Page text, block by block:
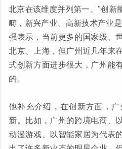
北京在该维度并列第一。"创新
畴，新兴产业、高新技术产业
强表示，当前更多的国家级、
北京、上海，但广州近几年来
式创新方面进步很大，广州能
的。
他补充介绍，在创新方面，
新。比如，广州的跨境电商、
动漫游戏、以智能家居为代表